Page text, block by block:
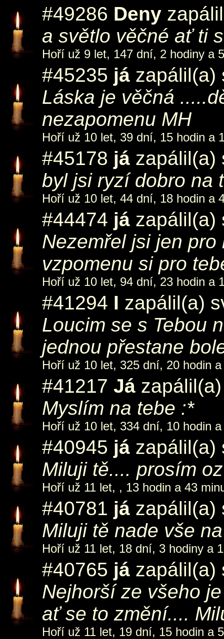
#49286 Deny
a světlo věčné ať ti
Hoří už 9 let, 147 dní, 2 hodiny a
#45235 já
Láska je věčná
nezapomenu MH
Hoří už 10 let, 39 dní, 15 hodin a
#45178 já
byl jsi ryzí dobro na
Hoří už 10 let, 44 dní, 18 hodin a
#44474 já
Nezemřel jsi jen
vzpomenu si pro
Hoří už 10 let, 94 dní, 23 hodin a
#41294 I zapálil(a)
Loucim se s Tebou
jednou přestane
Hoří už 10 let, 325 dní, 20 hodin
#41217 Já
Myslím na tebe :*
Hoří už 10 let, 334 dní, 10 hodin
#40945 já
Miluji tě.... prosím
Hoří už 11 let, , 13 hodin a 43
#40781 já
Miluji tě nade vše
Hoří už 11 let, 18 dní, 3 hodiny a
#40765 já
Nejhorší ze všeho
ať se to změní....
Hoří už 11 let, 19 dní, 15 hodin a